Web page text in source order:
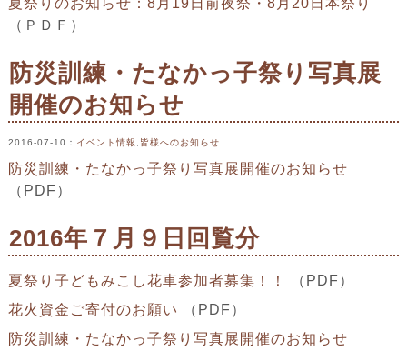
（ＰＤＦ）
防災訓練・たなかっ子祭り写真展
開催のお知らせ
2016-07-10 ： イベント情報 皆様へのお知らせ
防災訓練・たなかっ子祭り写真展開催のお知らせ
（PDF）
2016年７月９日回覧分
夏祭り子どもみこし花車参加者募集！！
（PDF）
花火資金ご寄付のお願い
（PDF）
防災訓練・たなかっ子祭り写真展開催のお知らせ